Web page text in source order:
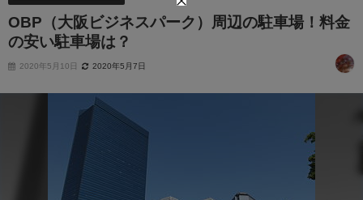
OBP（大阪ビジネスパーク）周辺の駐車場！料金
の安い駐車場は？
2020年5月10日 2020年5月7日